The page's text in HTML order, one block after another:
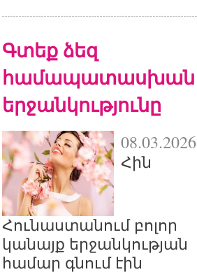
Գտեք ձեզ
համապատասխան
երջանկությունը
08.03.2026
Հին
Հունաստանում բոլոր
կանայք երջանկության
համար գնում էին